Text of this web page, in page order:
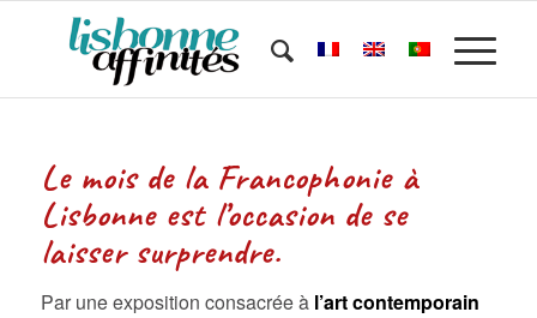
Le mois de la Francophonie à
Lisbonne est l’occasion de se
laisser surprendre.
Par une exposition consacrée à l’art contemporain